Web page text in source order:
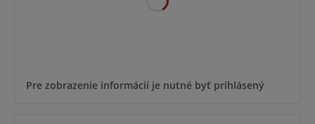
Pre zobrazenie informácií je nutné byť prihlásený